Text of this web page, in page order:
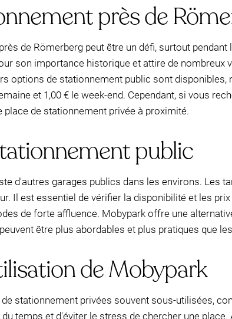
près de
de Römerberg peut être un défi, surtout
son importance historique et attire de
options de stationnement public sont
et 1,00 € le week-end. Cependant, si vous
de stationnement privée à proximité.
public
d'autres garages publics dans les environs. Les
Il est essentiel de vérifier la disponibilité et les
de forte affluence. Mobypark offre une
être plus abordables et plus pratiques que
de Mobypark
stationnement privées souvent sous-utilisées,
temps et d'éviter le stress de chercher une